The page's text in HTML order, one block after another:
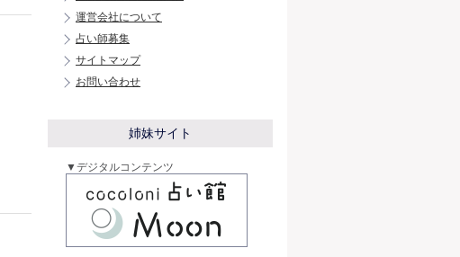
運営会社について
占い師募集
サイトマップ
お問い合わせ
姉妹サイト
▼デジタルコンテンツ